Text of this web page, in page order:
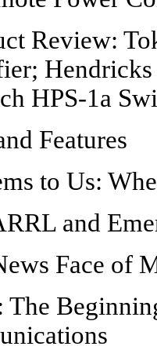
Review:
Hendricks
HPS-1a
Features
to Us:
and
Face of
The